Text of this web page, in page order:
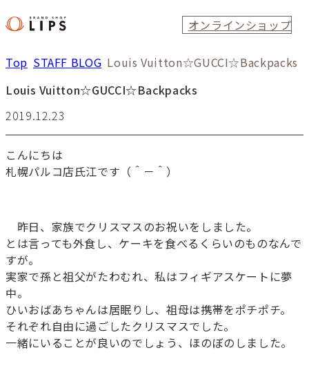
オンラインショップ
Top STAFF BLOG Louis Vuitton☆GUCCI☆Backpacks
Louis Vuitton☆GUCCI☆Backpacks
2019.12.23
こんにちは
札幌パルコ店氏江です（＾－＾）
昨日、家族でクリスマスのお祝いをしました。
とは言っても外食し、ケーキを食べるくらいのものなんで
すが。
実家で孫と祖父がたわむれ、私はフィギアスケートに夢
中。
ひいおばあちゃんは居眠りし、祖母は携帯をポチポチ。
それぞれ自由に過ごしたクリスマスでした。
一緒にいることが良いのでしょう、ほのぼのしました。